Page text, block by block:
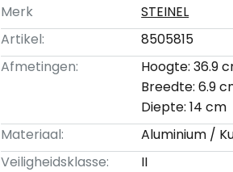
Merk
STEINEL
Artikel:
8505815
Afmetingen:
Hoogte: 36.9
Breedte: 6.9
Diepte: 14 cm
Materiaal:
Aluminium /
Veiligheidsklasse:
II